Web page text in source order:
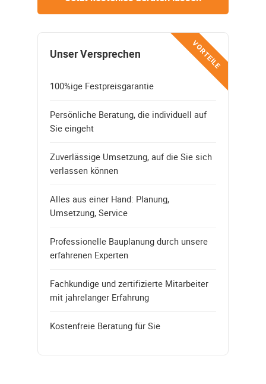
VORTEILE
Unser Versprechen
100%ige Festpreisgarantie
Persönliche Beratung, die individuell auf
Sie eingeht
Zuverlässige Umsetzung, auf die Sie sich
verlassen können
Alles aus einer Hand: Planung,
Umsetzung, Service
Professionelle Bauplanung durch unsere
erfahrenen Experten
Fachkundige und zertifizierte Mitarbeiter
mit jahrelanger Erfahrung
Kostenfreie Beratung für Sie